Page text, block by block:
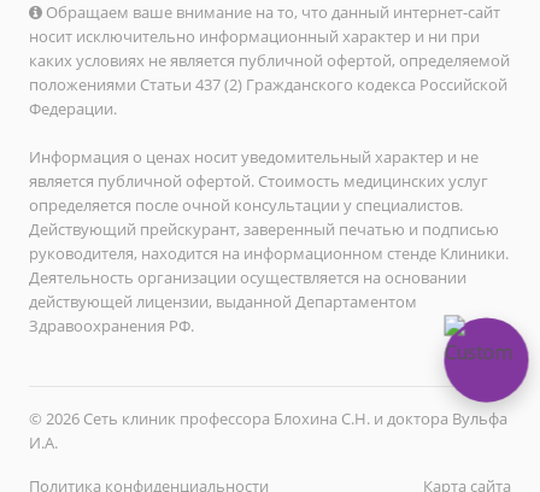
Обращаем ваше внимание на то, что данный интернет-сайт
носит исключительно информационный характер и ни при
каких условиях не является публичной офертой, определяемой
положениями Статьи 437 (2) Гражданского кодекса Российской
Федерации.
Информация о ценах носит уведомительный характер и не
является публичной офертой. Стоимость медицинских услуг
определяется после очной консультации у специалистов.
Действующий прейскурант, заверенный печатью и подписью
руководителя, находится на информационном стенде Клиники.
Деятельность организации осуществляется на основании
действующей лицензии, выданной Департаментом
Здравоохранения РФ.
© 2026 Сеть клиник профессора Блохина С.Н. и доктора Вульфа
И.А.
Политика конфиденциальности
Карта сайта